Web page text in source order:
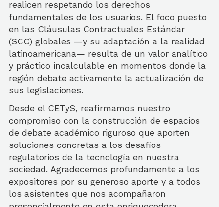
realicen respetando los derechos
fundamentales de los usuarios. El foco puesto
en las Cláusulas Contractuales Estándar
(SCC) globales —y su adaptación a la realidad
latinoamericana— resulta de un valor analítico
y práctico incalculable en momentos donde la
región debate activamente la actualización de
sus legislaciones.
Desde el CETyS, reafirmamos nuestro
compromiso con la construcción de espacios
de debate académico riguroso que aporten
soluciones concretas a los desafíos
regulatorios de la tecnología en nuestra
sociedad. Agradecemos profundamente a los
expositores por su generoso aporte y a todos
los asistentes que nos acompañaron